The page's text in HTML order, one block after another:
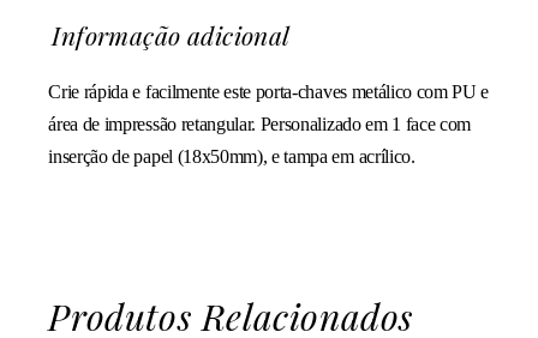
Informação adicional
Crie rápida e facilmente este porta-chaves metálico com PU e
área de impressão retangular. Personalizado em 1 face com
inserção de papel (18x50mm), e tampa em acrílico.
Produtos Relacionados